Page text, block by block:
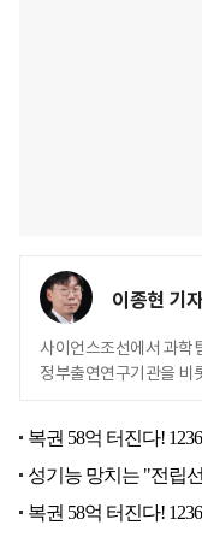
이종현 기자
사이언스조선에서 과학
정부출연연구기관을 비